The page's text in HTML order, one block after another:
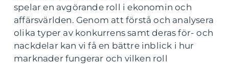
spelar en avgörande roll i ekonomin och
affärsvärlden. Genom att förstå och analysera
olika typer av konkurrens samt deras för- och
nackdelar kan vi få en bättre inblick i hur
marknader fungerar och vilken roll